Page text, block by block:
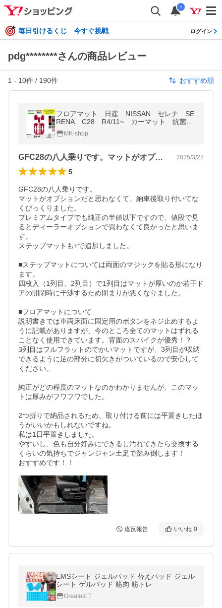
i
毎日引けるくじ 今すぐ挑戦 ログイン
pdg********さんの商品レビュー
1 - 10件 / 190件 おすすめ順
フロアマット 日産 NISSAN セレナ SE
RENA C28 R4/11~ カーマット 抗菌
消臭 トランクマット付 プレミアムタイ
プ MK-shop
GFC28の八人乗りです。マットがオプ… 2025/3/22
5
GFC28の八人乗りです。
マットがオプションだと思わなくて、納車後取り付いてな
くびっくりました。
プレミアムタイプでも純正の半値以下ですので、値段で見
るとディーラーオプションで買わなくて良かったと思いま
す。
ステップマットも+で追加しました。
■ステップマットについては両面のマジックを貼る形になり
ます。
四枚入（1列目、2列目）で1列目はマットが厚いのか若干ド
アの開閉時に干渉するため閉まりが悪くなりました。
■フロアマットについて
説明書きでは車両床面に固定用のボタンをネジ止めするよ
うに記載がありますが、今のところ全てのマットはずれる
ことなく使用できています。背面のスパイクが優秀！？
3列目はフルフラットのでかいマットですが、3列目が収納
できるように足の部分に切欠きがついているので安心して
ください。
純正がどの程度のマットなのかわかりませんが、このマッ
トは厚みがフワフワでした。
2つ折りで納品されるため、取り付ける前には平置きしたほ
うがいいかもしれないですね。
私は1日平置きしました。
やすいし、色も自分好みにできるし汚れてきたら交換する
くらいの気持ちでジャンジャン土足で踏み倒します！
おすすめです！！
違反報告 いいね 0
EMSシート ジェルパッド 替えパッド ジェル
シート ゲルパッド 筋肉 筋トレ
Greatest T